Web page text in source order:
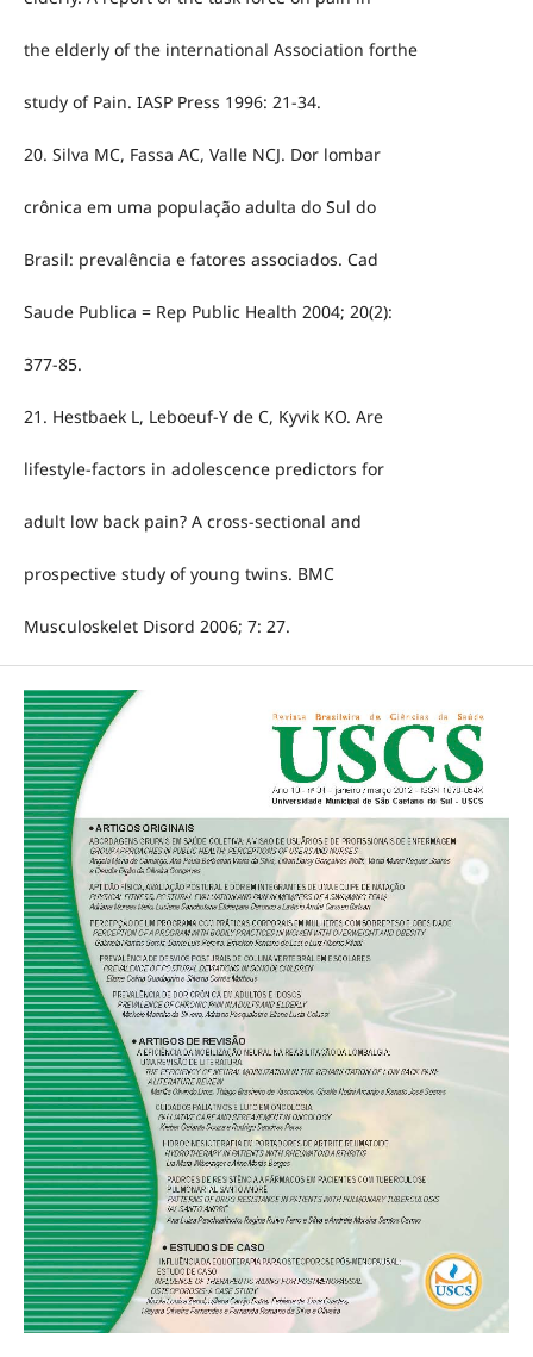
the elderly of the international Association forthe
study of Pain. IASP Press 1996: 21-34.
20. Silva MC, Fassa AC, Valle NCJ. Dor lombar
crônica em uma população adulta do Sul do
Brasil: prevalência e fatores associados. Cad
Saude Publica = Rep Public Health 2004; 20(2):
377-85.
21. Hestbaek L, Leboeuf-Y de C, Kyvik KO. Are
lifestyle-factors in adolescence predictors for
adult low back pain? A cross-sectional and
prospective study of young twins. BMC
Musculoskelet Disord 2006; 7: 27.